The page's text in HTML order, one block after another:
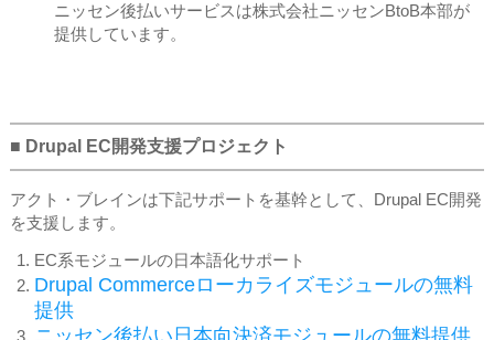
ニッセン後払いサービスは株式会社ニッセンBtoB本部が
提供しています。
■ Drupal EC開発支援プロジェクト
アクト・ブレインは下記サポートを基幹として、Drupal EC開発
を支援します。
EC系モジュールの日本語化サポート
Drupal Commerceローカライズモジュールの無料
提供